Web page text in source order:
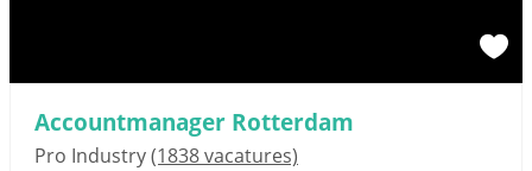
Accountmanager Rotterdam
Pro Industry(1838 vacatures)